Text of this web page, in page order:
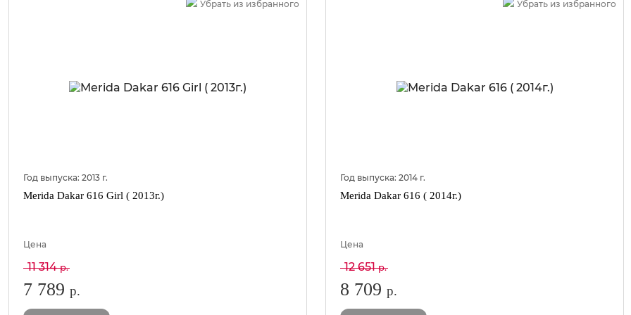
Убрать из избранного
Год выпуска:2013 г.
Merida Dakar 616 Girl ( 2013г.)
Цена
11 314р.
7 789р.
Убрать из избранного
Год выпуска:2014 г.
Merida Dakar 616 ( 2014г.)
Цена
12 651р.
8 709р.